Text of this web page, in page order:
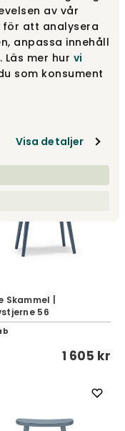
av vår
för att analysera
anpassa innehåll
mer hur vi
som konsument
Visa detaljer
Skammel |
birk
Skammel |
56
1 605 kr